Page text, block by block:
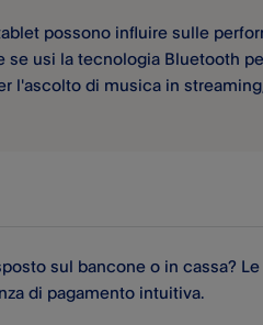
possono influire sulle
usi la tecnologia Bluetooth
l'ascolto di musica in
sul bancone o in cassa?
di pagamento intuitiva.